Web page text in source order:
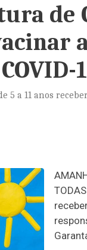
de
5 a 11 anos